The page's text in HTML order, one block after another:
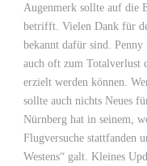
Augenmerk sollte auf die
betrifft. Vielen Dank für
bekannt dafür sind.
auch oft zum Totalverlust
erzielt werden können.
sollte auch nichts Neues
Nürnberg hat in seinem,
Flugversuche stattfanden
Westens“ galt. Kleines